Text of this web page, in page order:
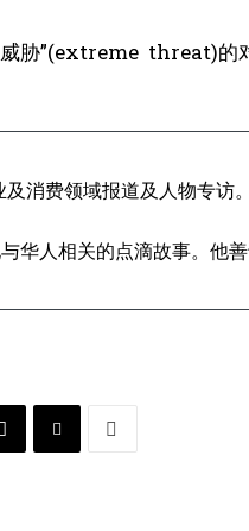
胁”(extreme threat)的
消费领域报道及人物专访。
华人相关的点滴故事。他